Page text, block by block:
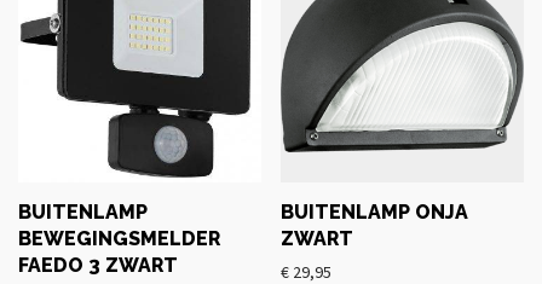
BUITENLAMP
BEWEGINGSMELDER
FAEDO 3 ZWART
BUITENLAMP ONJA
ZWART
€ 29,95